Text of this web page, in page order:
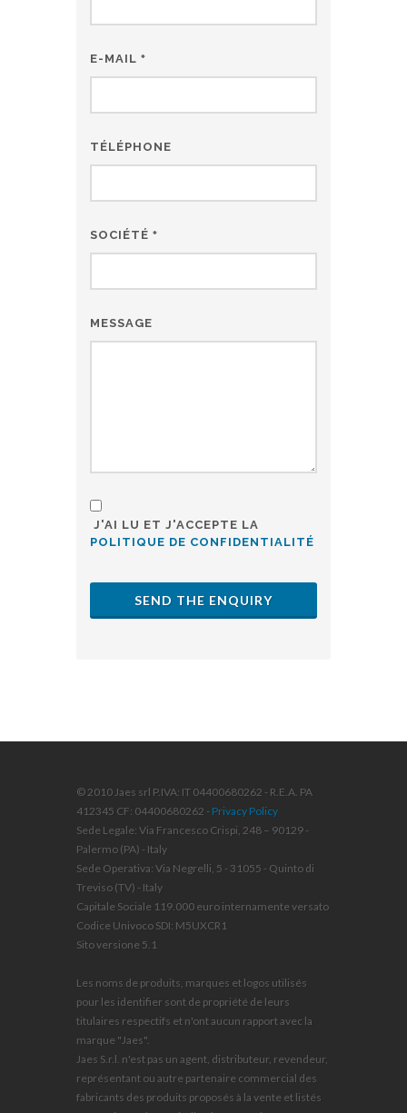
E-MAIL *
TÉLÉPHONE
SOCIÉTÉ *
MESSAGE
J'AI LU ET J'ACCEPTE LA
POLITIQUE DE CONFIDENTIALITÉ
SEND THE ENQUIRY
© 2010 Jaes srl P.IVA: IT 04400680262 - R.E.A. PA
412345 CF: 04400680262 - Privacy Policy
Sede Legale: Via Francesco Crispi, 248 – 90129 -
Palermo (PA) - Italy
Sede Operativa: Via Negrelli, 5 - 31055 - Quinto di
Treviso (TV) - Italy
Capitale Sociale 119.000 euro internamente versato
Codice Univoco SDI: M5UXCR1
Sito versione 5.1
Les noms de produits, marques et logos utilisés
pour les identifier sont de propriété de leurs
titulaires respectifs et n'ont aucun rapport avec la
marque "Jaes".
Jaes S.r.l. n'est pas un agent, distributeur, revendeur,
représentant ou autre partenaire commercial des
fabricants des produits proposés à la vente et listés